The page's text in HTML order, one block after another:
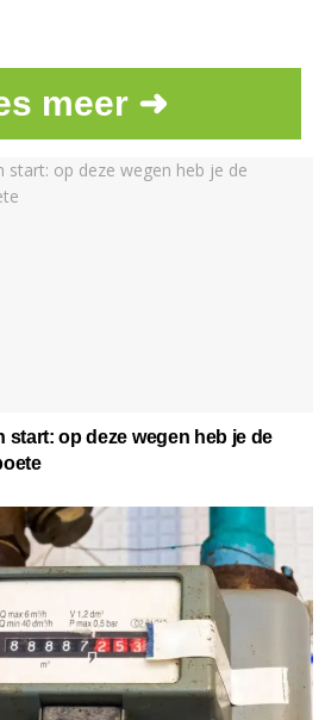
meer ➜
start: op deze wegen heb je de